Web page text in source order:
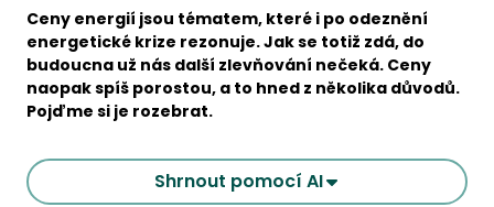
Ceny energií jsou tématem, které i po odeznění
energetické krize rezonuje. Jak se totiž zdá, do
budoucna už nás další zlevňování nečeká. Ceny
naopak spíš porostou, a to hned z několika důvodů.
Pojďme si je rozebrat.
Shrnout pomocí AI